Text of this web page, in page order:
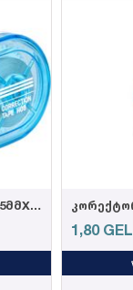
კორექტორი ლენტი 5მმX6მ H08-BX ,DELI
1,80 GEL